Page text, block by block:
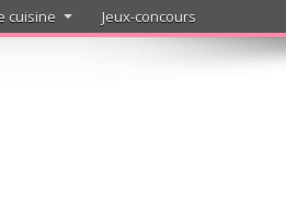
cuisine Jeux-concours